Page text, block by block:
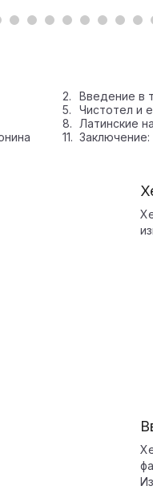
Введение в
Чистотел и
Латинские